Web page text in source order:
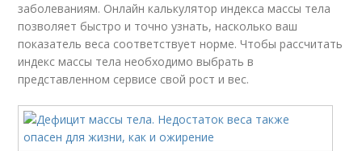
заболеваниям. Онлайн калькулятор индекса массы тела
позволяет быстро и точно узнать, насколько ваш
показатель веса соответствует норме. Чтобы рассчитать
индекс массы тела необходимо выбрать в
представленном сервисе свой рост и вес.